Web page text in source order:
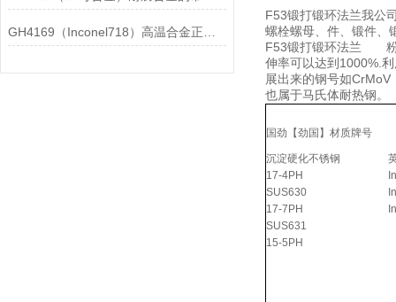
F53锻打锻环法兰我公
螺栓螺母、件、锻件、
F53锻打锻环法兰 粉
伸率可以达到1000%.
展出来的钢号如
也属于马氏体耐热钢。
国劲【劲国】材质牌号
沉淀硬化不锈钢
17-4PH
SUS630
17-7PH
SUS631
15-5PH